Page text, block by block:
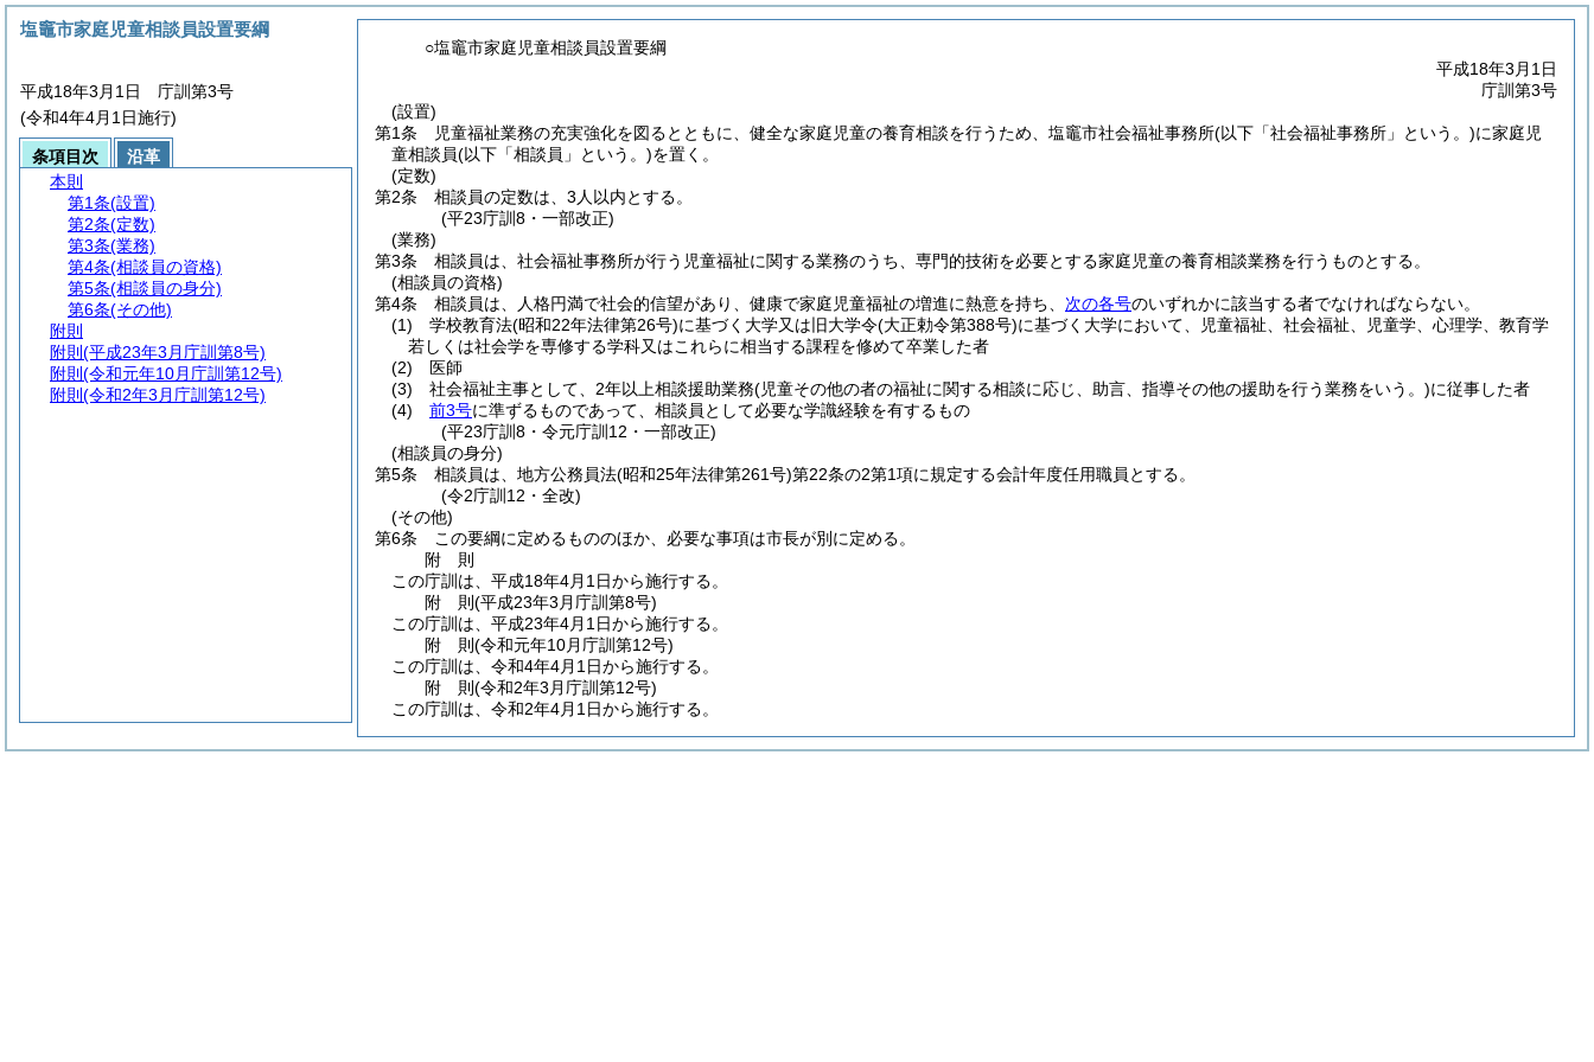
○塩竈市家庭児童相談員設置要綱
平成18年3月1日
庁訓第3号
(設置)
第1条
児童福祉業務の充実強化を図るとともに、健全な家庭児童の養育相談を行うため、塩竈市社会福祉事務所(以下「社会福祉事務所」という。)に家庭児
童相談員(以下「相談員」という。)を置く。
(定数)
第2条
相談員の定数は、3人以内とする。
(平23庁訓8・一部改正)
(業務)
第3条
相談員は、社会福祉事務所が行う児童福祉に関する業務のうち、専門的技術を必要とする家庭児童の養育相談業務を行うものとする。
(相談員の資格)
第4条
相談員は、人格円満で社会的信望があり、健康で家庭児童福祉の増進に熱意を持ち、 次の各号のいずれかに該当する者でなければならない。
(1)
学校教育法(昭和22年法律第26号)に基づく大学又は旧大学令(大正勅令第388号)に基づく大学において、児童福祉、社会福祉、児童学、心理学、教育学
若しくは社会学を専修する学科又はこれらに相当する課程を修めて卒業した者
(2)
医師
(3)
社会福祉主事として、2年以上相談援助業務(児童その他の者の福祉に関する相談に応じ、助言、指導その他の援助を行う業務をいう。)に従事した者
(4)
前3号に準ずるものであって、相談員として必要な学識経験を有するもの
(平23庁訓8・令元庁訓12・一部改正)
(相談員の身分)
第5条
相談員は、地方公務員法(昭和25年法律第261号)第22条の2第1項に規定する会計年度任用職員とする。
(令2庁訓12・全改)
(その他)
第6条
この要綱に定めるもののほか、必要な事項は市長が別に定める。
附 則
この庁訓は、平成18年4月1日から施行する。
附 則(平成23年3月 庁訓第8号)
この庁訓は、平成23年4月1日から施行する。
附 則(令和元年10月 庁訓第12号)
この庁訓は、令和4年4月1日から施行する。
附 則(令和2年3月 庁訓第12号)
この庁訓は、令和2年4月1日から施行する。
塩竈市家庭児童相談員設置要綱
平成18年3月1日 庁訓第3号
(令和4年4月1日施行)
条項目次
沿革
本則
第1条(設置)
第2条(定数)
第3条(業務)
第4条(相談員の資格)
第5条(相談員の身分)
第6条(その他)
附則
附則 (平成23年3月庁訓第8号)
附則 (令和元年10月庁訓第12号)
附則 (令和2年3月庁訓第12号)